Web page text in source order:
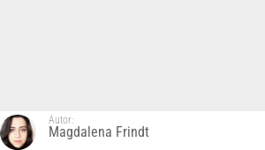
Autor:
Magdalena Frindt